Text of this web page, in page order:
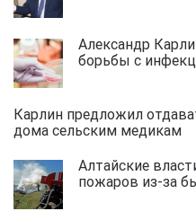
Александр
борьбы с
Карлин предложил
дома сельским медикам
Алтайские
пожаров из-за